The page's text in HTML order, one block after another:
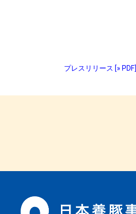
プレスリリース [» PDF]